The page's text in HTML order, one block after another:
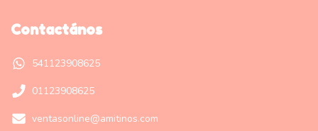
Contactános
541123908625
01123908625
ventasonline@amitinos.com